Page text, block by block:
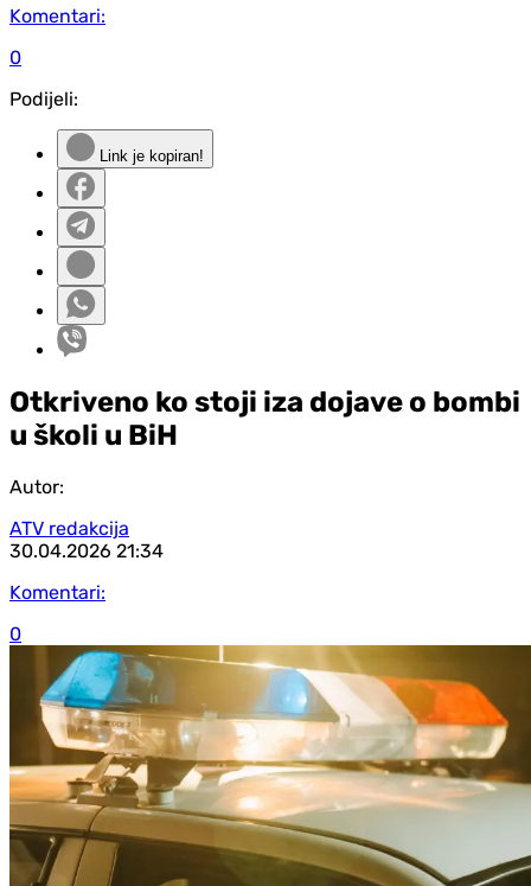
Komentari:
0
Podijeli:
Link je kopiran!
Otkriveno ko stoji iza dojave o bombi
u školi u BiH
Autor:
ATV redakcija
30.04.2026 21:34
Komentari:
0